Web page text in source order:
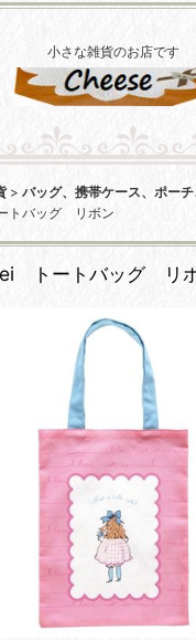
小さな雑貨のお店です
> バッグ、携帯ケース、ポー
トバッグ リボン
トートバッグ リ